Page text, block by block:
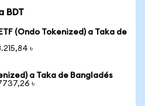
BDT
(Ondo Tokenized) a Taka de
৳
a Taka de Bangladés
৳